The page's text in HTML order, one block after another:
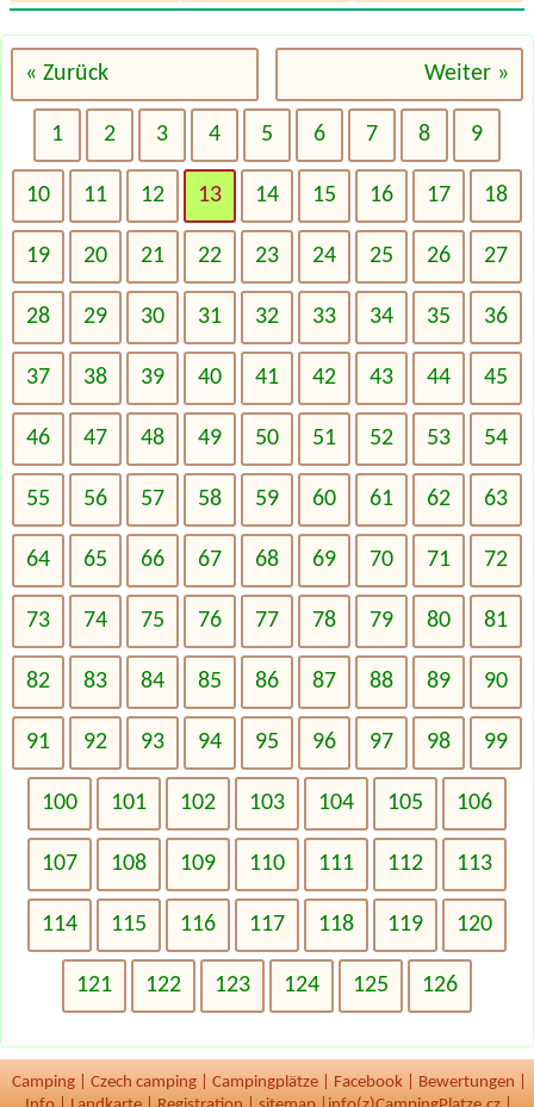
« Zurück Weiter »
1 2 3 4 5 6 7 8 9
10 11 12 13 14 15 16 17 18
19 20 21 22 23 24 25 26 27
28 29 30 31 32 33 34 35 36
37 38 39 40 41 42 43 44 45
46 47 48 49 50 51 52 53 54
55 56 57 58 59 60 61 62 63
64 65 66 67 68 69 70 71 72
73 74 75 76 77 78 79 80 81
82 83 84 85 86 87 88 89 90
91 92 93 94 95 96 97 98 99
100 101 102 103 104 105 106
107 108 109 110 111 112 113
114 115 116 117 118 119 120
121 122 123 124 125 126
Camping Czech camping Campingplätze Facebook Bewertungen